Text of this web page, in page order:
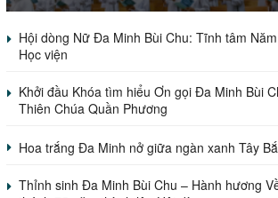
Hội dòng Nữ Đa Minh Bùi Chu: Tĩnh tâm
Học viện
Khởi đầu Khóa tìm hiểu Ơn gọi Đa Minh Bùi
Thiên Chúa Quần Phương
Hoa trắng Đa Minh nở giữa ngàn xanh Tây
Thỉnh sinh Đa Minh Bùi Chu – Hành hương